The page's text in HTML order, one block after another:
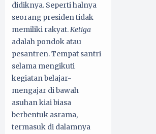
didiknya. Seperti halnya
seorang presiden tidak
memiliki rakyat.Ketiga
adalah pondok atau
pesantren. Tempat santri
selama mengikuti
kegiatan belajar-
mengajar di bawah
asuhan kiai biasa
berbentuk asrama,
termasuk di dalamnya